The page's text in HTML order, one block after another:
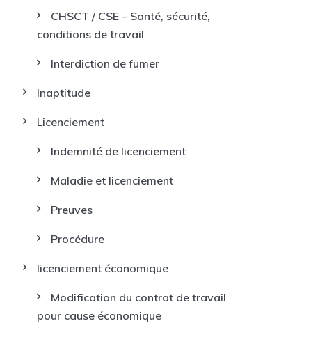
CHSCT / CSE – Santé, sécurité,
conditions de travail
Interdiction de fumer
Inaptitude
Licenciement
Indemnité de licenciement
Maladie et licenciement
Preuves
Procédure
licenciement économique
Modification du contrat de travail
pour cause économique